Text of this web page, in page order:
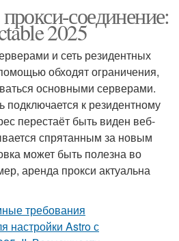
соединение:
2025
и сеть резидентных
обходят ограничения,
основными серверами.
подключается к резидентному
перестаёт быть виден веб-
спрятанным за новым
может быть полезна во
аренда прокси актуальна